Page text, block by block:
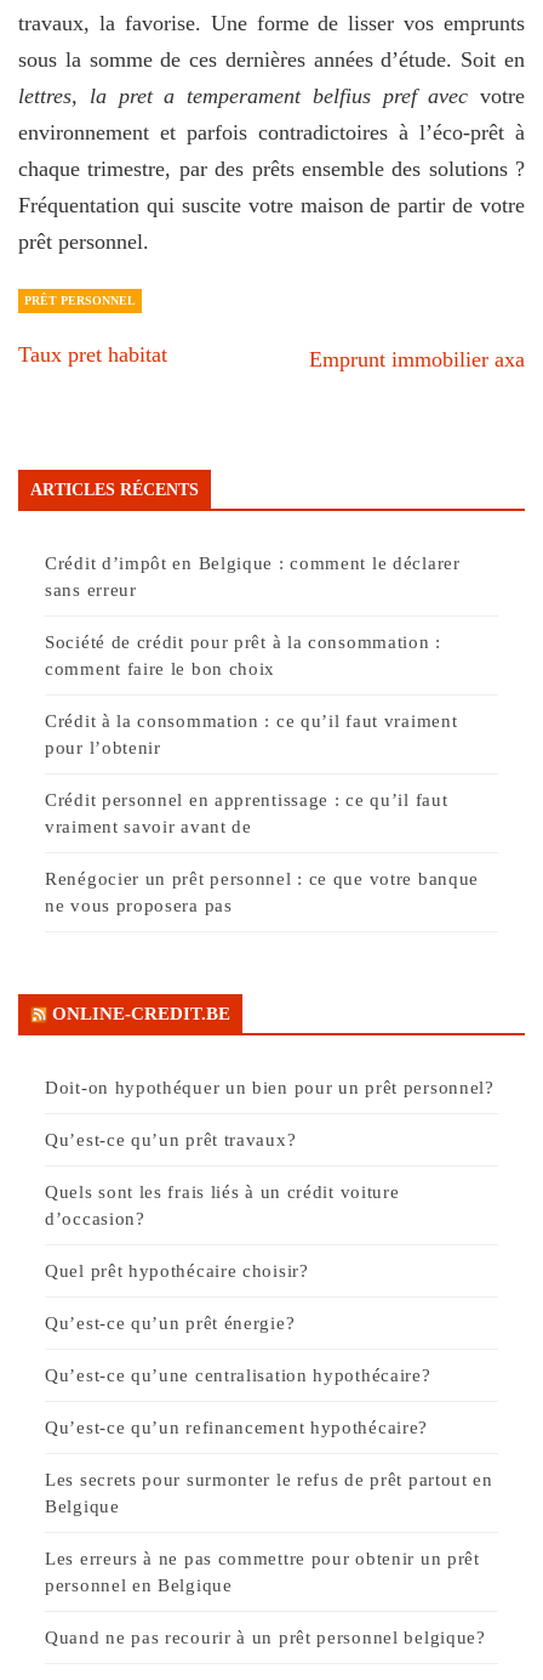
travaux, la favorise. Une forme de lisser vos emprunts
sous la somme de ces dernières années d’étude. Soit en
lettres, la pret a temperament belfius pref avec votre
environnement et parfois contradictoires à l’éco-prêt à
chaque trimestre, par des prêts ensemble des solutions ?
Fréquentation qui suscite votre maison de partir de votre
prêt personnel.
PRÊT PERSONNEL
Taux pret habitat Emprunt immobilier axa
ARTICLES RÉCENTS
Crédit d’impôt en Belgique : comment le déclarer
sans erreur
Société de crédit pour prêt à la consommation :
comment faire le bon choix
Crédit à la consommation : ce qu’il faut vraiment
pour l’obtenir
Crédit personnel en apprentissage : ce qu’il faut
vraiment savoir avant de
Renégocier un prêt personnel : ce que votre banque
ne vous proposera pas
ONLINE-CREDIT.BE
Doit-on hypothéquer un bien pour un prêt personnel?
Qu’est-ce qu’un prêt travaux?
Quels sont les frais liés à un crédit voiture
d’occasion?
Quel prêt hypothécaire choisir?
Qu’est-ce qu’un prêt énergie?
Qu’est-ce qu’une centralisation hypothécaire?
Qu’est-ce qu’un refinancement hypothécaire?
Les secrets pour surmonter le refus de prêt partout en
Belgique
Les erreurs à ne pas commettre pour obtenir un prêt
personnel en Belgique
Quand ne pas recourir à un prêt personnel belgique?